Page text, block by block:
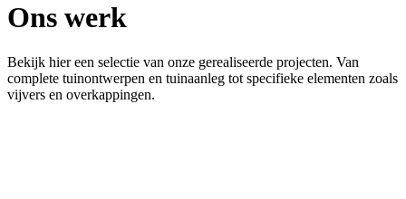
Ons werk
Bekijk hier een selectie van onze gerealiseerde projecten. Van
complete tuinontwerpen en tuinaanleg tot specifieke elementen zoals
vijvers en overkappingen.